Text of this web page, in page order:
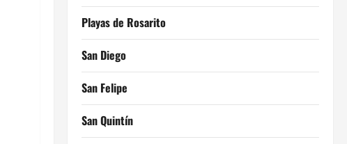
Playas de Rosarito
San Diego
San Felipe
San Quintín